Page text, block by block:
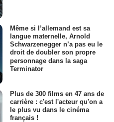
Même si l’allemand est sa
langue maternelle, Arnold
Schwarzenegger n’a pas eu le
droit de doubler son propre
personnage dans la saga
Terminator
Plus de 300 films en 47 ans de
carrière : c'est l'acteur qu'on a
le plus vu dans le cinéma
français !